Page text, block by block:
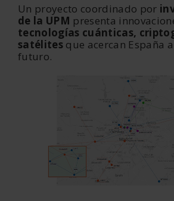
Un proyecto coordinado por
de la UPM presenta
tecnologías cuánticas,
satélites que acercan España
futuro.